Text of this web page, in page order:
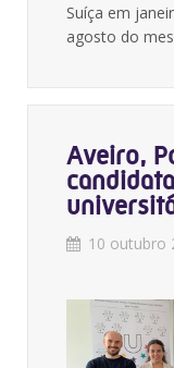
Suíça em
agosto do
Aveiro,
10 outubro